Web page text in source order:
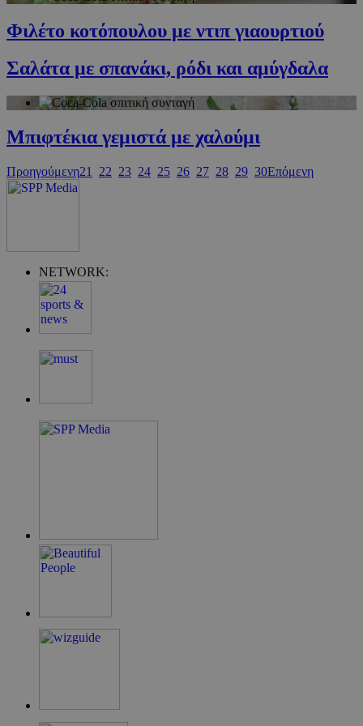
Φιλέτο κοτόπουλου με ντιπ γιαουρτιού
Σαλάτα με σπανάκι, ρόδι και αμύγδαλα
Μπιφτέκια γεμιστά με χαλούμι
Προηγούμενη21 22 23 24 25 26 27 28 29 30Επόμενη
NETWORK:
G_ENABLED_IDPS
takeOverCookie
Google Privacy Policy